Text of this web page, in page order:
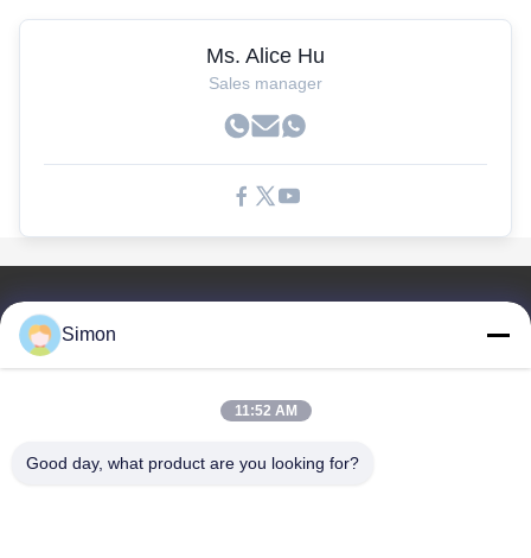
Ms. Alice Hu
Sales manager
Video
Blog
Simon
11:52 AM
Good day, what product are you looking for?